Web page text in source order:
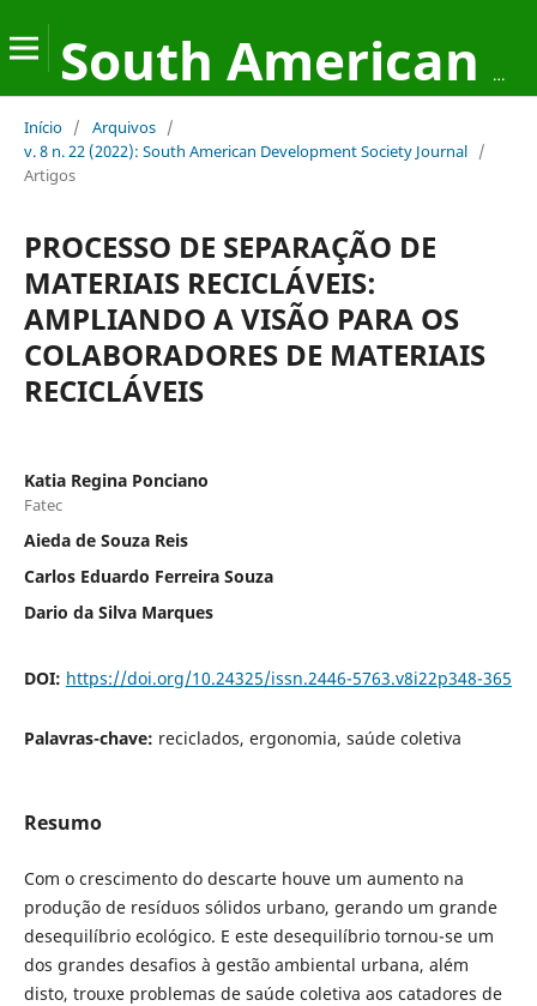
South American Development Society Journal
Início / Arquivos /
v. 8 n. 22 (2022): South American Development Society Journal /
Artigos
PROCESSO DE SEPARAÇÃO DE
MATERIAIS RECICLÁVEIS:
AMPLIANDO A VISÃO PARA OS
COLABORADORES DE MATERIAIS
RECICLÁVEIS
Katia Regina Ponciano
Fatec
Aieda de Souza Reis
Carlos Eduardo Ferreira Souza
Dario da Silva Marques
DOI: https://doi.org/10.24325/issn.2446-5763.v8i22p348-365
Palavras-chave: reciclados, ergonomia, saúde coletiva
Resumo
Com o crescimento do descarte houve um aumento na
produção de resíduos sólidos urbano, gerando um grande
desequilíbrio ecológico. E este desequilíbrio tornou-se um
dos grandes desafios à gestão ambiental urbana, além
disto, trouxe problemas de saúde coletiva aos catadores de